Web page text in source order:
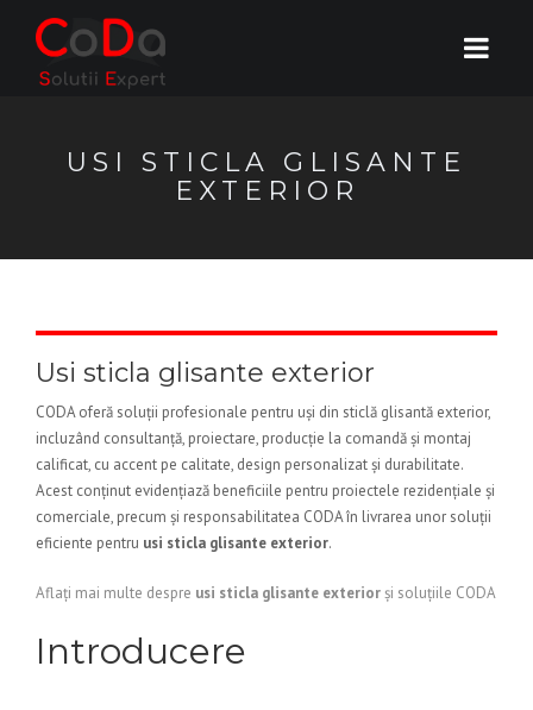
USI STICLA GLISANTE
EXTERIOR
Usi sticla glisante exterior
CODA oferă soluții profesionale pentru uși din sticlă glisantă exterior,
incluzând consultanță, proiectare, producție la comandă și montaj
calificat, cu accent pe calitate, design personalizat și durabilitate.
Acest conținut evidențiază beneficiile pentru proiectele rezidențiale și
comerciale, precum și responsabilitatea CODA în livrarea unor soluții
eficiente pentru usi sticla glisante exterior.
Aflați mai multe despre usi sticla glisante exteriorși soluțiile CODA
Introducere